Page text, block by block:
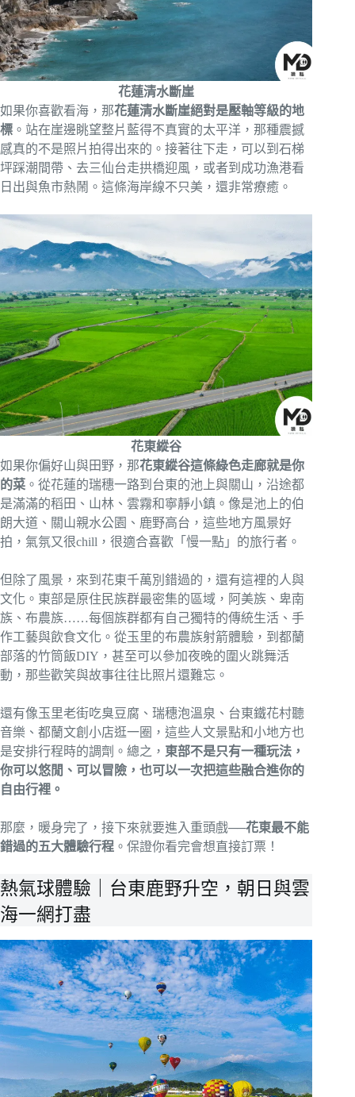
花蓮清水斷崖
如果你喜歡看海，那花蓮清水斷崖絕對是壓軸等級的地
標 。站在崖邊眺望整片藍得不真實的太平洋，那種震撼
感真的不是照片拍得出來的。接著往下走，可以到石梯
坪踩潮間帶、去三仙台走拱橋迎風，或者到成功漁港看
日出與魚市熱鬧。這條海岸線不只美，還非常療癒。
花東縱谷
如果你偏好山與田野，那花東縱谷這條綠色走廊就是你
的菜 。從花蓮的瑞穗一路到台東的池上與關山，沿途都
是滿滿的稻田、山林、雲霧和寧靜小鎮。像是池上的伯
朗大道、關山親水公園、鹿野高台，這些地方風景好
拍，氣氛又很chill，很適合喜歡「慢一點」的旅行者。
但除了風景，來到花東千萬別錯過的，還有這裡的人與
文化。東部是原住民族群最密集的區域，阿美族、卑南
族、布農族……每個族群都有自己獨特的傳統生活、手
作工藝與飲食文化。從玉里的布農族射箭體驗，到都蘭
部落的竹筒飯DIY，甚至可以參加夜晚的圍火跳舞活
動，那些歡笑與故事往往比照片還難忘。
還有像玉里老街吃臭豆腐、瑞穗泡溫泉、台東鐵花村聽
音樂、都蘭文創小店逛一圈，這些人文景點和小地方也
是安排行程時的調劑。總之， 東部不是只有一種玩法，
你可以悠閒、可以冒險，也可以一次把這些融合進你的
自由行裡。
那麼，暖身完了，接下來就要進入重頭戲──花東最不能
錯過的五大體驗行程 。保證你看完會想直接訂票！
熱氣球體驗｜台東鹿野升空，朝日與雲
海一網打盡